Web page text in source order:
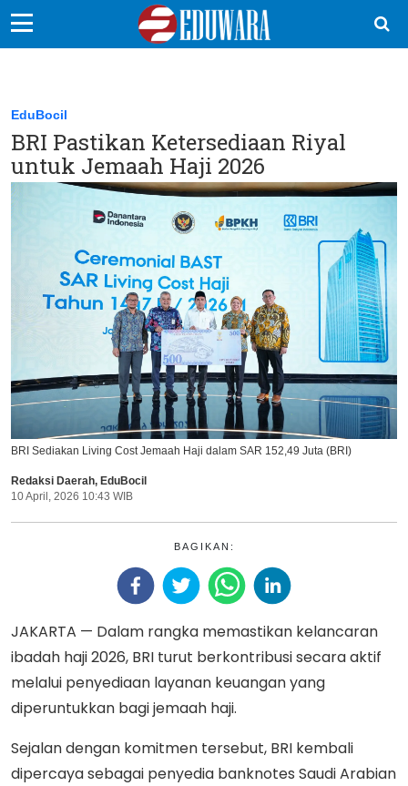
Sekolah Kita
Vokasi
Kampus
Idea
EduDana
Ikuti Kami di:
EduBocil
BRI Pastikan Ketersediaan Riyal
untuk Jemaah Haji 2026
BRI Sediakan Living Cost Jemaah Haji dalam SAR 152,49 Juta (BRI)
Redaksi Daerah, EduBocil
10 April, 2026 10:43 WIB
BAGIKAN:
JAKARTA — Dalam rangka memastikan kelancaran
ibadah haji 2026, BRI turut berkontribusi secara aktif
melalui penyediaan layanan keuangan yang
diperuntukkan bagi jemaah haji.
Sejalan dengan komitmen tersebut, BRI kembali
dipercaya sebagai penyedia banknotes Saudi Arabian